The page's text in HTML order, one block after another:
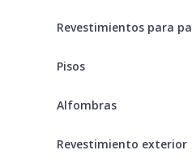
Revestimientos para
Pisos
Alfombras
Revestimiento exterior